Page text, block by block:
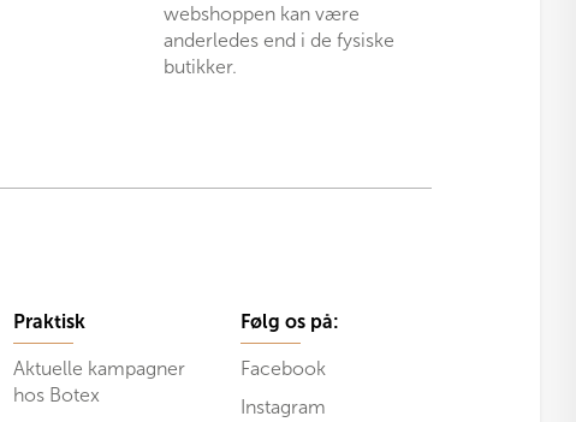
webshoppen kan være
anderledes end i de fysiske
butikker.
Praktisk
Aktuelle kampagner
hos Botex
Følg os på:
Facebook
Instagram